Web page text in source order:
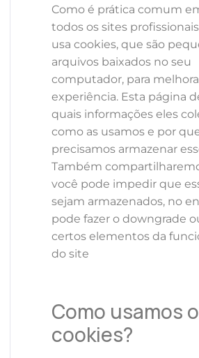
Como é prática comum
todos os sites
usa cookies, que são
arquivos baixados no seu
computador, para
experiência. Esta página
quais informações eles
como as usamos e por
precisamos armazenar
Também
você pode impedir que
sejam armazenados, no
pode fazer o downgrade
certos elementos da
do site
Como usamos
cookies?